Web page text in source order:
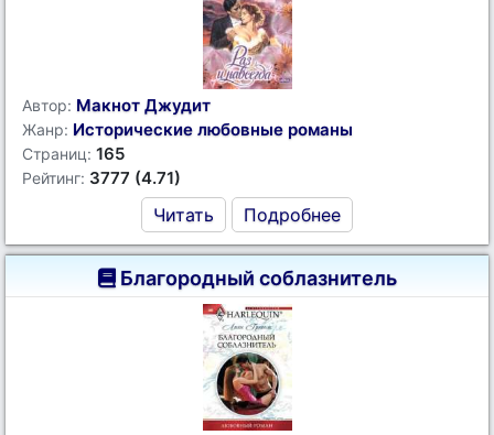
Автор: Макнот Джудит
Жанр: Исторические любовные романы
Страниц: 165
Рейтинг: 3777 (4.71)
Читать Подробнее
Благородный соблазнитель